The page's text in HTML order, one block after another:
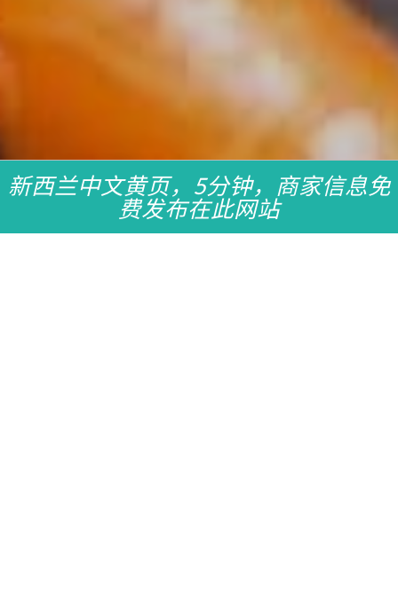
新西兰中文黄页，5分钟，商家信息免
费发布在此网站